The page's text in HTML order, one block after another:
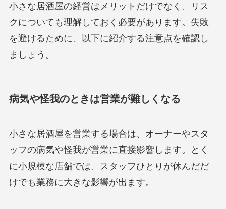
小さな居酒屋の経営はメリットだけでなく、リス
クについても理解しておく必要があります。失敗
を避けるために、以下に紹介する注意点を確認し
ましょう。
病気や怪我のときは営業が難しくなる
小さな居酒屋を営業する場合は、オーナーやスタ
ッフの病気や怪我が営業に直接影響します。とく
に小規模な店舗では、スタッフひとりが休んだだ
けでも業務に大きな影響が出ます。